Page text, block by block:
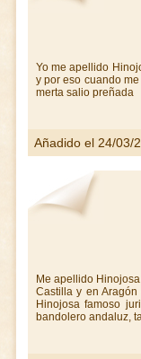
Yo me apellido
y por eso cuando
merta salio preñada
Añadido el 24/03/
Me apellido
Castilla y en
Hinojosa famoso
bandolero andaluz,